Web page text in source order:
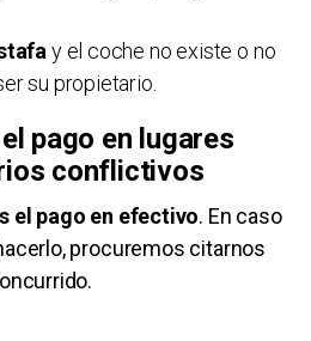
y el coche no existe o no
su propietario.
pago en lugares
conflictivos
el pago en efectivo. En caso
procuremos citarnos